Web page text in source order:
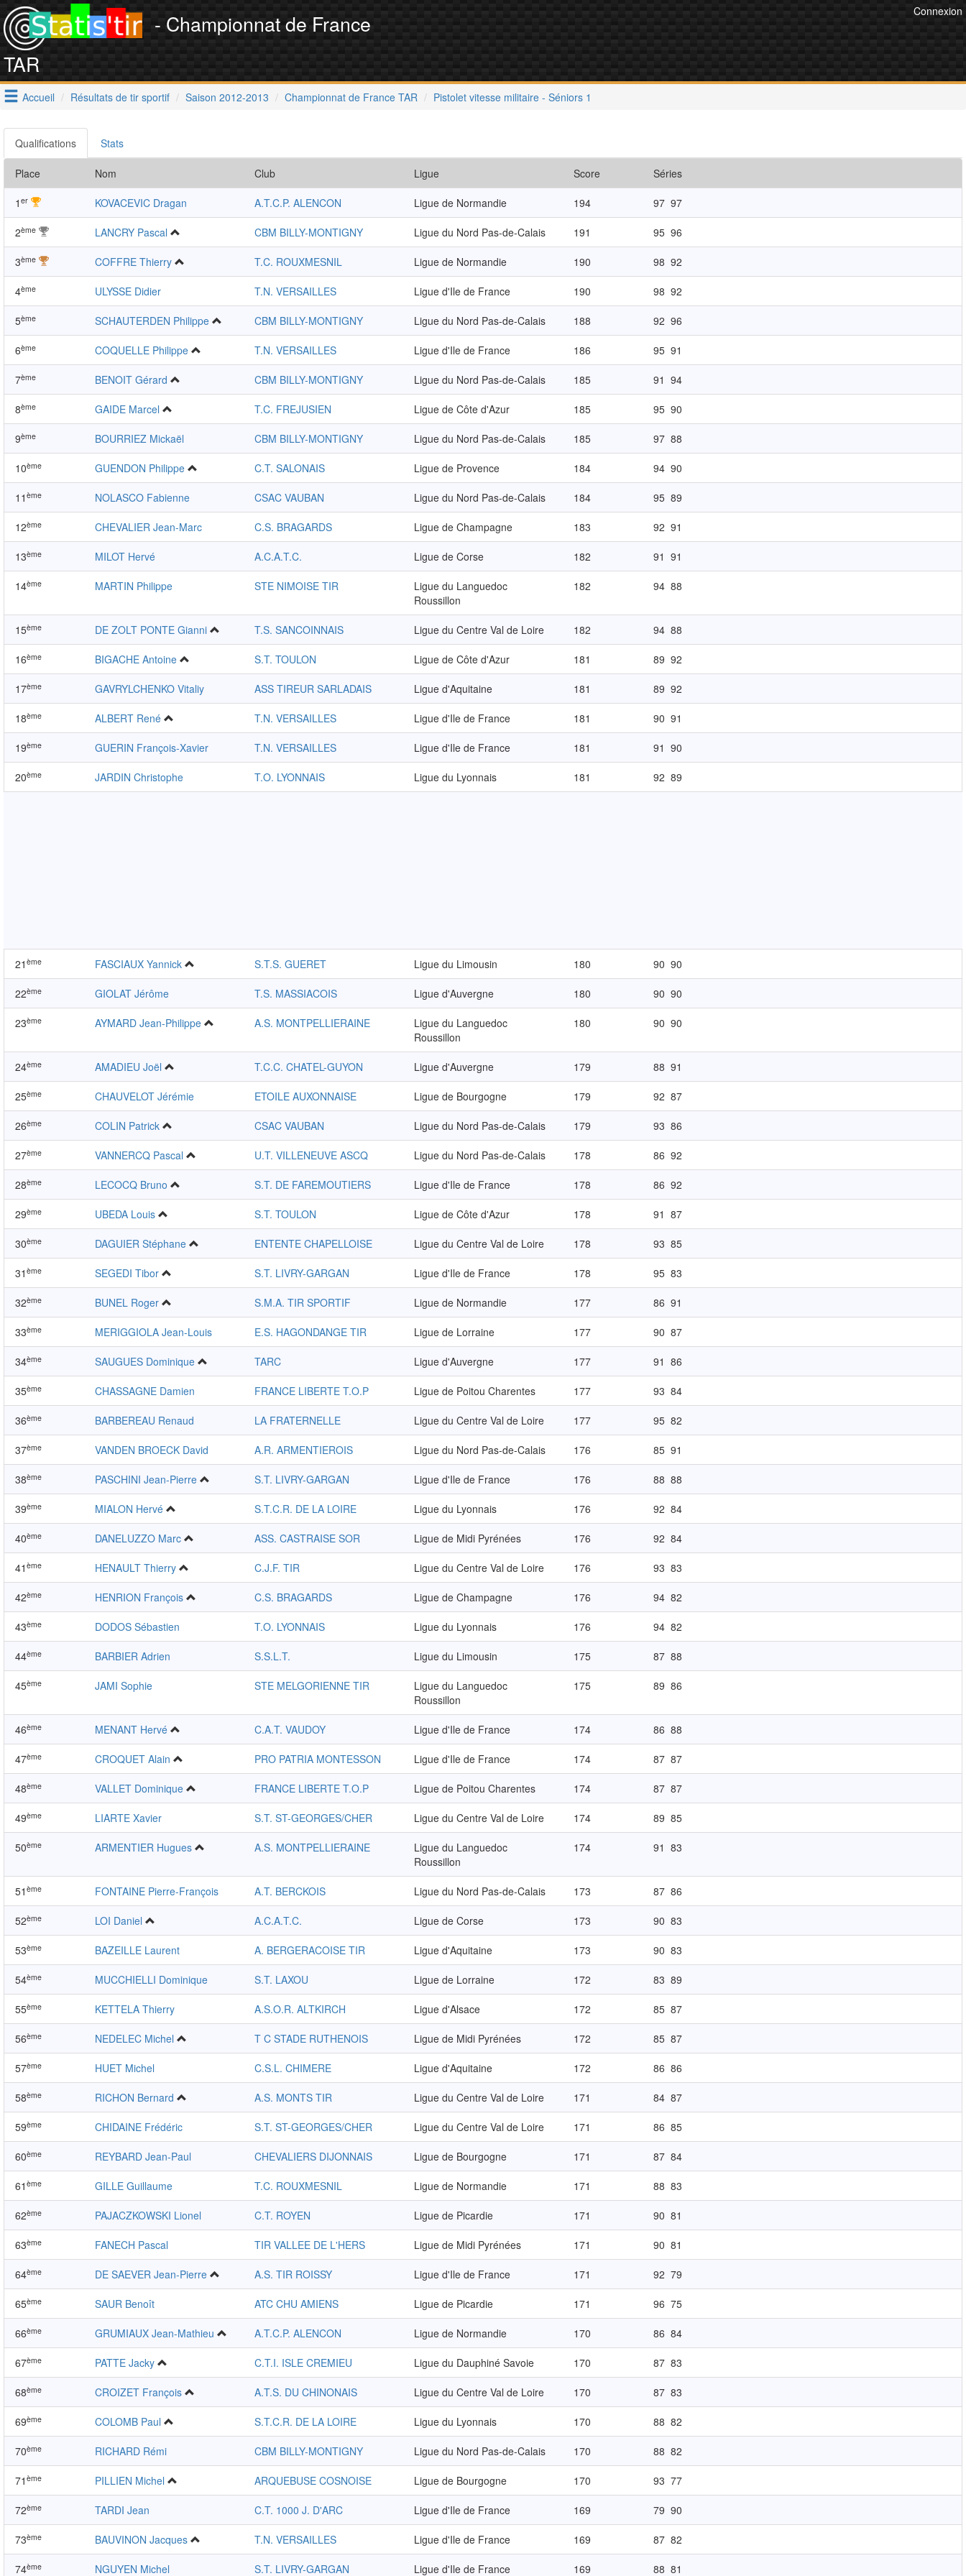
Connexion
- Championnat de France
TAR
Accueil Résultats de tir sportif Saison 2012-2013 Championnat de France TAR Pistolet vitesse militaire - Séniors 1
Qualifications Stats
Place Nom Club Ligue Score Séries
1 er KOVACEVIC Dragan A.T.C.P. ALENCON Ligue de Normandie 194 97 97
2ème LANCRY Pascal CBM BILLY-MONTIGNY Ligue du Nord Pas-de-Calais 191 95 96
3ème COFFRE Thierry T.C. ROUXMESNIL Ligue de Normandie 190 98 92
4ème ULYSSE Didier T.N. VERSAILLES Ligue d'Ile de France 190 98 92
5ème SCHAUTERDEN Philippe CBM BILLY-MONTIGNY Ligue du Nord Pas-de-Calais 188 92 96
6ème COQUELLE Philippe T.N. VERSAILLES Ligue d'Ile de France 186 95 91
7ème BENOIT Gérard CBM BILLY-MONTIGNY Ligue du Nord Pas-de-Calais 185 91 94
8ème GAIDE Marcel T.C. FREJUSIEN Ligue de Côte d'Azur 185 95 90
9ème BOURRIEZ Mickaël CBM BILLY-MONTIGNY Ligue du Nord Pas-de-Calais 185 97 88
10ème GUENDON Philippe C.T. SALONAIS Ligue de Provence 184 94 90
11 ème NOLASCO Fabienne CSAC VAUBAN Ligue du Nord Pas-de-Calais 184 95 89
12ème CHEVALIER Jean-Marc C.S. BRAGARDS Ligue de Champagne 183 92 91
13ème MILOT Hervé A.C.A.T.C. Ligue de Corse 182 91 91
14ème MARTIN Philippe STE NIMOISE TIR
Ligue du Languedoc
Roussillon
182 94 88
15ème DE ZOLT PONTE Gianni T.S. SANCOINNAIS Ligue du Centre Val de Loire 182 94 88
16ème BIGACHE Antoine S.T. TOULON Ligue de Côte d'Azur 181 89 92
17ème GAVRYLCHENKO Vitaliy ASS TIREUR SARLADAIS Ligue d'Aquitaine 181 89 92
18ème ALBERT René T.N. VERSAILLES Ligue d'Ile de France 181 90 91
19ème GUERIN François-Xavier T.N. VERSAILLES Ligue d'Ile de France 181 91 90
20ème JARDIN Christophe T.O. LYONNAIS Ligue du Lyonnais 181 92 89
21 ème FASCIAUX Yannick S.T.S. GUERET Ligue du Limousin 180 90 90
22ème GIOLAT Jérôme T.S. MASSIACOIS Ligue d'Auvergne 180 90 90
23ème AYMARD Jean-Philippe A.S. MONTPELLIERAINE
Ligue du Languedoc
Roussillon
180 90 90
24ème AMADIEU Joël T.C.C. CHATEL-GUYON Ligue d'Auvergne 179 88 91
25ème CHAUVELOT Jérémie ETOILE AUXONNAISE Ligue de Bourgogne 179 92 87
26ème COLIN Patrick CSAC VAUBAN Ligue du Nord Pas-de-Calais 179 93 86
27ème VANNERCQ Pascal U.T. VILLENEUVE ASCQ Ligue du Nord Pas-de-Calais 178 86 92
28ème LECOCQ Bruno S.T. DE FAREMOUTIERS Ligue d'Ile de France 178 86 92
29ème UBEDA Louis S.T. TOULON Ligue de Côte d'Azur 178 91 87
30ème DAGUIER Stéphane ENTENTE CHAPELLOISE Ligue du Centre Val de Loire 178 93 85
31 ème SEGEDI Tibor S.T. LIVRY-GARGAN Ligue d'Ile de France 178 95 83
32ème BUNEL Roger S.M.A. TIR SPORTIF Ligue de Normandie 177 86 91
33ème MERIGGIOLA Jean-Louis E.S. HAGONDANGE TIR Ligue de Lorraine 177 90 87
34ème SAUGUES Dominique TARC Ligue d'Auvergne 177 91 86
35ème CHASSAGNE Damien FRANCE LIBERTE T.O.P Ligue de Poitou Charentes 177 93 84
36ème BARBEREAU Renaud LA FRATERNELLE Ligue du Centre Val de Loire 177 95 82
37ème VANDEN BROECK David A.R. ARMENTIEROIS Ligue du Nord Pas-de-Calais 176 85 91
38ème PASCHINI Jean-Pierre S.T. LIVRY-GARGAN Ligue d'Ile de France 176 88 88
39ème MIALON Hervé S.T.C.R. DE LA LOIRE Ligue du Lyonnais 176 92 84
40ème DANELUZZO Marc ASS. CASTRAISE SOR Ligue de Midi Pyrénées 176 92 84
41 ème HENAULT Thierry C.J.F. TIR Ligue du Centre Val de Loire 176 93 83
42ème HENRION François C.S. BRAGARDS Ligue de Champagne 176 94 82
43ème DODOS Sébastien T.O. LYONNAIS Ligue du Lyonnais 176 94 82
44ème BARBIER Adrien S.S.L.T. Ligue du Limousin 175 87 88
45ème JAMI Sophie STE MELGORIENNE TIR
Ligue du Languedoc
Roussillon
175 89 86
46ème MENANT Hervé C.A.T. VAUDOY Ligue d'Ile de France 174 86 88
47ème CROQUET Alain PRO PATRIA MONTESSON Ligue d'Ile de France 174 87 87
48ème VALLET Dominique FRANCE LIBERTE T.O.P Ligue de Poitou Charentes 174 87 87
49ème LIARTE Xavier S.T. ST-GEORGES/CHER Ligue du Centre Val de Loire 174 89 85
50ème ARMENTIER Hugues A.S. MONTPELLIERAINE
Ligue du Languedoc
Roussillon
174 91 83
51 ème FONTAINE Pierre-François A.T. BERCKOIS Ligue du Nord Pas-de-Calais 173 87 86
52ème LOI Daniel A.C.A.T.C. Ligue de Corse 173 90 83
53ème BAZEILLE Laurent A. BERGERACOISE TIR Ligue d'Aquitaine 173 90 83
54ème MUCCHIELLI Dominique S.T. LAXOU Ligue de Lorraine 172 83 89
55ème KETTELA Thierry A.S.O.R. ALTKIRCH Ligue d'Alsace 172 85 87
56ème NEDELEC Michel T C STADE RUTHENOIS Ligue de Midi Pyrénées 172 85 87
57ème HUET Michel C.S.L. CHIMERE Ligue d'Aquitaine 172 86 86
58ème RICHON Bernard A.S. MONTS TIR Ligue du Centre Val de Loire 171 84 87
59ème CHIDAINE Frédéric S.T. ST-GEORGES/CHER Ligue du Centre Val de Loire 171 86 85
60ème REYBARD Jean-Paul CHEVALIERS DIJONNAIS Ligue de Bourgogne 171 87 84
61 ème GILLE Guillaume T.C. ROUXMESNIL Ligue de Normandie 171 88 83
62ème PAJACZKOWSKI Lionel C.T. ROYEN Ligue de Picardie 171 90 81
63ème FANECH Pascal TIR VALLEE DE L'HERS Ligue de Midi Pyrénées 171 90 81
64ème DE SAEVER Jean-Pierre A.S. TIR ROISSY Ligue d'Ile de France 171 92 79
65ème SAUR Benoît ATC CHU AMIENS Ligue de Picardie 171 96 75
66ème GRUMIAUX Jean-Mathieu A.T.C.P. ALENCON Ligue de Normandie 170 86 84
67ème PATTE Jacky C.T.I. ISLE CREMIEU Ligue du Dauphiné Savoie 170 87 83
68ème CROIZET François A.T.S. DU CHINONAIS Ligue du Centre Val de Loire 170 87 83
69ème COLOMB Paul S.T.C.R. DE LA LOIRE Ligue du Lyonnais 170 88 82
70ème RICHARD Rémi CBM BILLY-MONTIGNY Ligue du Nord Pas-de-Calais 170 88 82
71 ème PILLIEN Michel ARQUEBUSE COSNOISE Ligue de Bourgogne 170 93 77
72ème TARDI Jean C.T. 1000 J. D'ARC Ligue d'Ile de France 169 79 90
73ème BAUVINON Jacques T.N. VERSAILLES Ligue d'Ile de France 169 87 82
74ème NGUYEN Michel S.T. LIVRY-GARGAN Ligue d'Ile de France 169 88 81